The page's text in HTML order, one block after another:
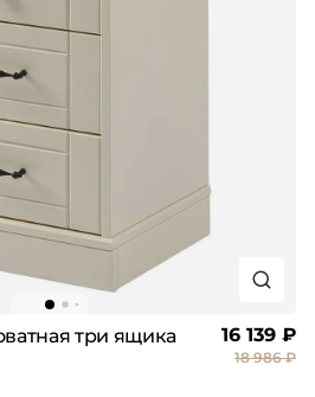
три ящика 16 139 ₽
18 986 ₽